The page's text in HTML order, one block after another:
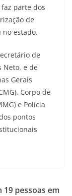
parte dos
de
no estado.
de
Neto, e de
Gerais
Corpo de
e Polícia
pontos
19 pessoas em